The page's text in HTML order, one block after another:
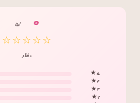
۰ / ۵
☆☆☆☆☆
۰ نظر
۵ ★
۴ ★
۳ ★
۲ ★